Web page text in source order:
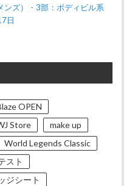
ンズ）・3部：ボディビル系
日
OPEN
Store
make up
World Legends Classic
スト
ジシート